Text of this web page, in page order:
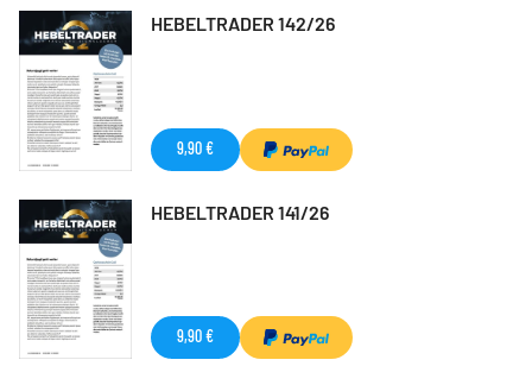
HEBELTRADER 142/26
9,90 €
HEBELTRADER 141/26
9,90 €